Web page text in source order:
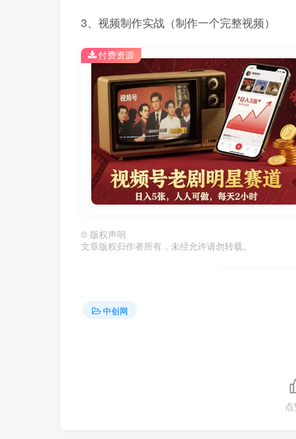
3、视频制作实战（制作一个完整视频）
付费资源
© 版权声明
文章版权归作者所有，未经允许请勿转载。
中创网